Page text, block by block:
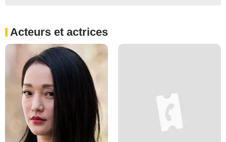
Acteurs et actrices